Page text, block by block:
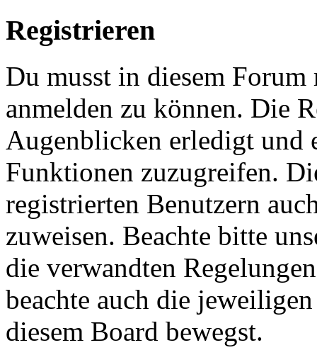
Registrieren
Du musst in diesem
anmelden zu können. Die
Augenblicken erledigt und
Funktionen zuzugreifen.
registrierten Benutzern
zuweisen. Beachte bitte
die verwandten
beachte auch die
diesem Board bewegst.